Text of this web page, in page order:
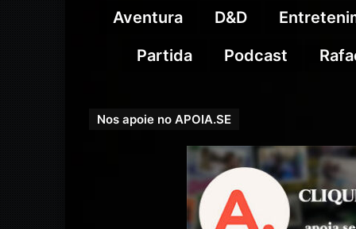
Aventura D&D
Partida
Podcast
Nos apoie no APOIA.SE